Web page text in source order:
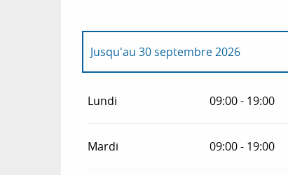
Jusqu'au 30 septembre 2026
Lundi 09:00 - 19:00
Mardi 09:00 - 19:00